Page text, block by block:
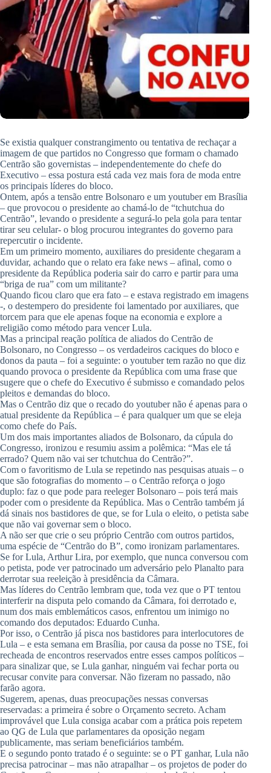
Se existia qualquer constrangimento ou tentativa de rechaçar a
imagem de que partidos no Congresso que formam o chamado
Centrão são governistas – independentemente do chefe do
Executivo – essa postura está cada vez mais fora de moda entre
os principais líderes do bloco.
Ontem, após a tensão entre Bolsonaro e um youtuber em Brasília
– que provocou o presidente ao chamá-lo de “tchutchua do
Centrão”, levando o presidente a segurá-lo pela gola para tentar
tirar seu celular- o blog procurou integrantes do governo para
repercutir o incidente.
Em um primeiro momento, auxiliares do presidente chegaram a
duvidar, achando que o relato era fake news – afinal, como o
presidente da República poderia sair do carro e partir para uma
“briga de rua” com um militante?
Quando ficou claro que era fato – e estava registrado em imagens
-, o destempero do presidente foi lamentado por auxiliares, que
torcem para que ele apenas foque na economia e explore a
religião como método para vencer Lula.
Mas a principal reação política de aliados do Centrão de
Bolsonaro, no Congresso – os verdadeiros caciques do bloco e
donos da pauta – foi a seguinte: o youtuber tem razão no que diz
quando provoca o presidente da República com uma frase que
sugere que o chefe do Executivo é submisso e comandado pelos
pleitos e demandas do bloco.
Mas o Centrão diz que o recado do youtuber não é apenas para o
atual presidente da República – é para qualquer um que se eleja
como chefe do País.
Um dos mais importantes aliados de Bolsonaro, da cúpula do
Congresso, ironizou e resumiu assim a polêmica: “Mas ele tá
errado? Quem não vai ser tchutchua do Centrão?”.
Com o favoritismo de Lula se repetindo nas pesquisas atuais – o
que são fotografias do momento – o Centrão reforça o jogo
duplo: faz o que pode para reeleger Bolsonaro – pois terá mais
poder com o presidente da República. Mas o Centrão também já
dá sinais nos bastidores de que, se for Lula o eleito, o petista sabe
que não vai governar sem o bloco.
A não ser que crie o seu próprio Centrão com outros partidos,
uma espécie de “Centrão do B”, como ironizam parlamentares.
Se for Lula, Arthur Lira, por exemplo, que nunca conversou com
o petista, pode ver patrocinado um adversário pelo Planalto para
derrotar sua reeleição à presidência da Câmara.
Mas líderes do Centrão lembram que, toda vez que o PT tentou
interferir na disputa pelo comando da Câmara, foi derrotado e,
num dos mais emblemáticos casos, enfrentou um inimigo no
comando dos deputados: Eduardo Cunha.
Por isso, o Centrão já pisca nos bastidores para interlocutores de
Lula – e esta semana em Brasília, por causa da posse no TSE, foi
recheada de encontros reservados entre esses campos políticos –
para sinalizar que, se Lula ganhar, ninguém vai fechar porta ou
recusar convite para conversar. Não fizeram no passado, não
farão agora.
Sugerem, apenas, duas preocupações nessas conversas
reservadas: a primeira é sobre o Orçamento secreto. Acham
improvável que Lula consiga acabar com a prática pois repetem
ao QG de Lula que parlamentares da oposição negam
publicamente, mas seriam beneficiários também.
E o segundo ponto tratado é o seguinte: se o PT ganhar, Lula não
precisa patrocinar – mas não atrapalhar – os projetos de poder do